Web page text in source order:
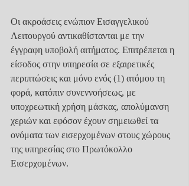
Οι ακροάσεις ενώπιον Εισαγγελικού
Λειτουργού αντικαθίστανται με την
έγγραφη υποβολή αιτήματος. Επιτρέπεται η
είσοδος στην υπηρεσία σε εξαιρετικές
περιπτώσεις και μόνο ενός (1) ατόμου τη
φορά, κατόπιν συνεννοήσεως, με
υποχρεωτική χρήση μάσκας, απολύμανση
χεριών και εφόσον έχουν σημειωθεί τα
ονόματα των εισερχομένων στους χώρους
της υπηρεσίας στο Πρωτόκολλο
Εισερχομένων.